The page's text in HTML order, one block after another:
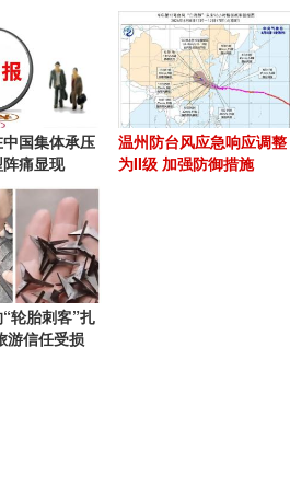
国集体承压
痛显现
温州防台风应急响应调整
为II级 加强防御措施
轮胎刺客”扎
游信任受损